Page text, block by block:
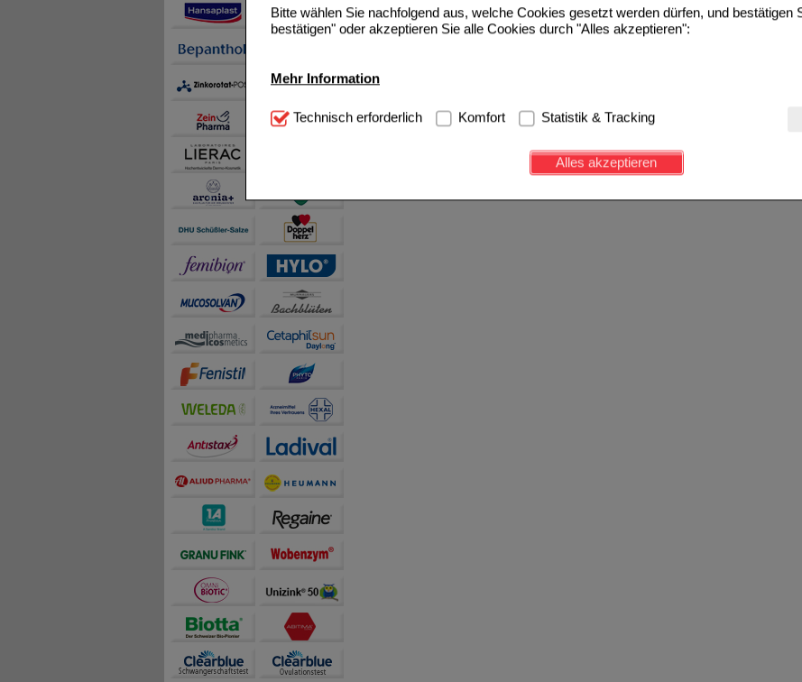
Bitte wählen Sie nachfolgend aus, welche Cookies gesetzt werden dürfen, und bestätigen
bestätigen" oder akzeptieren Sie alle Cookies durch "Alles akzeptieren":
Mehr Information
Technisch Notwendig: Hierbei handelt es sich um Cookies, die für die Grundfunktionen
notwendig sind (z.B. Navigation, Warenkorb, Kundenkonto), weshalb auf diese nicht
Diese Cookies werden genutzt um das Einkaufserlebnis noch ansprechender zu
beispielsweise für die Wiedererkennung des Besuchers oder unsere Seite an bevorzugte
Inhalte anzuzeigen und unser Partnerprogramm zu betreiben.
Statistik & Tracking:
sammeln, mit deren Hilfe wir unsere Website weiter für Sie optimieren können, den Inhalt
auch die Werbung auf Drittseiten möglichst relevant für Sie zu gestalten. Bitte beachten
teilweise an Dritte wie z.B. Google oder soziale Medien übertragen werden.
Technisch erforderlich Komfort Statistik & Tracking
Alles akzeptieren